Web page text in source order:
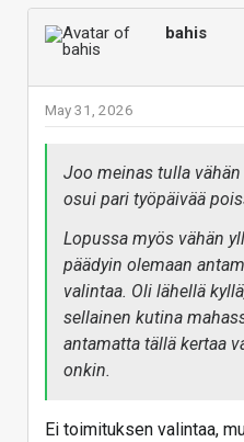
bahis
May 31, 2026
Joo meinas tulla
osui pari työpäivää
Lopussa myös vähän
päädyin olemaan
valintaa. Oli lähellä
sellainen kutina
antamatta tällä kertaa
onkin.
Ei toimituksen valintaa,